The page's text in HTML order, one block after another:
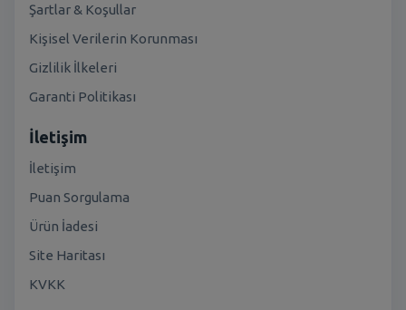
Şartlar & Koşullar
Kişisel Verilerin Korunması
Gizlilik İlkeleri
Garanti Politikası
İletişim
İletişim
Puan Sorgulama
Ürün İadesi
Site Haritası
KVKK